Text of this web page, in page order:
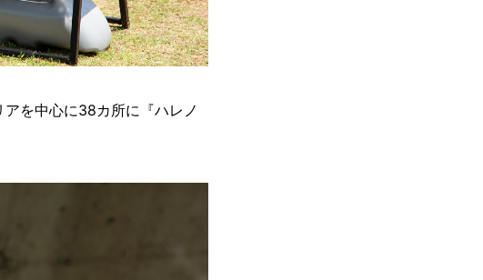
を中心に38カ所に『ハレノ